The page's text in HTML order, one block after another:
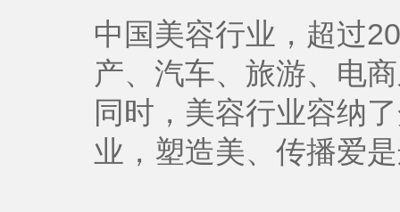
中国美容行业，超过
产、汽车、旅游、电
同时，美容行业容纳
业，塑造美、传播爱